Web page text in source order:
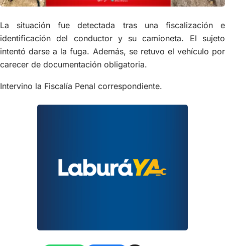
La situación fue detectada tras una fiscalización e
identificación del conductor y su camioneta. El sujeto
intentó darse a la fuga. Además, se retuvo el vehículo por
carecer de documentación obligatoria.
Intervino la Fiscalía Penal correspondiente.